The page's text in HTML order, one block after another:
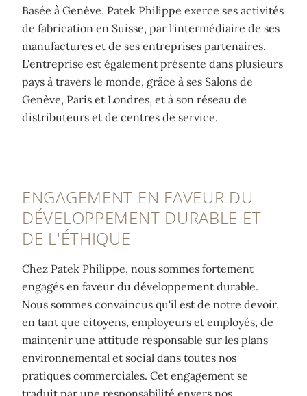
Basée à Genève, Patek Philippe exerce ses activités
de fabrication en Suisse, par l'intermédiaire de ses
manufactures et de ses entreprises partenaires.
L'entreprise est également présente dans plusieurs
pays à travers le monde, grâce à ses Salons de
Genève, Paris et Londres, et à son réseau de
distributeurs et de centres de service.
ENGAGEMENT EN FAVEUR DU
DÉVELOPPEMENT DURABLE ET
DE L'ÉTHIQUE
Chez Patek Philippe, nous sommes fortement
engagés en faveur du développement durable.
Nous sommes convaincus qu'il est de notre devoir,
en tant que citoyens, employeurs et employés, de
maintenir une attitude responsable sur les plans
environnemental et social dans toutes nos
pratiques commerciales. Cet engagement se
traduit par une responsabilité envers nos